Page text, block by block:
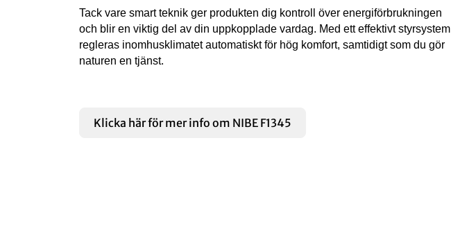
Tack vare smart teknik ger produkten dig kontroll över energiförbrukningen
och blir en viktig del av din uppkopplade vardag. Med ett effektivt styrsystem
regleras inomhusklimatet automatiskt för hög komfort, samtidigt som du gör
naturen en tjänst.
Klicka här för mer info om NIBE F1345